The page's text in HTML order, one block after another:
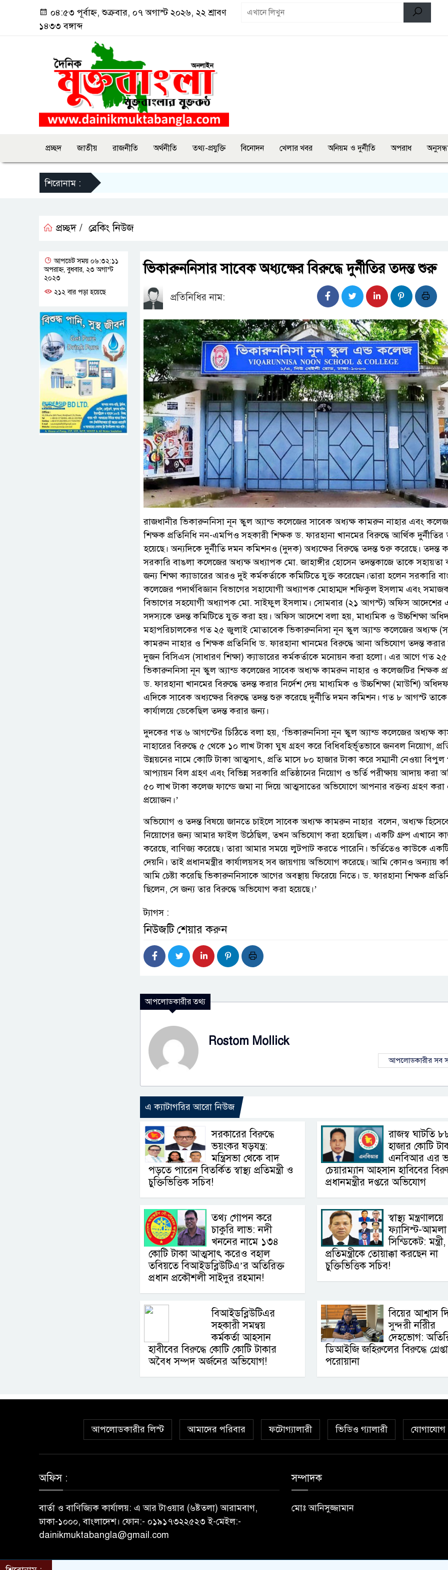
০৪:৫৩ পূর্বাহ্ন, শুক্রবার, ০৭ অগাস্ট ২০২৬, ২২ শ্রাবণ
১৪৩৩ বঙ্গাব্দ
প্রচ্ছদ জাতীয় রাজনীতি অর্থনীতি তথ্য-প্রযুক্তি বিনোদন খেলার খবর অনিয়ম ও দুর্নীতি অপরাধ
শিরোনাম :
প্রচ্ছদ / ব্রেকিং নিউজ
ভিকারুননিসার সাবেক অধ্যক্ষের বিরুদ্ধে দুর্নীতির তদন্ত শুরু
প্রতিনিধির নাম:
রাজধানীর ভিকারুননিসা নূন স্কুল অ্যান্ড কলেজের সাবেক অধ্যক্ষ কামরুন নাহার এবং
শিক্ষক প্রতিনিধি নন-এমপিও সহকারী শিক্ষক ড. ফারহানা খানমের বিরুদ্ধে আর্থিক
হয়েছে। অন্যদিকে দুর্নীতি দমন কমিশনও (দুদক) অধ্যক্ষের বিরুদ্ধে তদন্ত শুরু করেছে। তদন্ত
সরকারি বাঙলা কলেজের অধ্যক্ষ অধ্যাপক মো. জাহাঙ্গীর হোসেন তদন্তকাজে তাকে সহায়তা
জন্য শিক্ষা ক্যাডারের আরও দুই কর্মকর্তাকে কমিটিতে যুক্ত করেছেন।তারা হলেন সরকারি
কলেজের পদার্থবিজ্ঞান বিভাগের সহাযোগী অধ্যাপক মোহাম্মদ শফিকুল ইসলাম এবং
বিভাগের সহযোগী অধ্যাপক মো. সাইফুল ইসলাম। সোমবার (২১ আগস্ট) অফিস আদেশের
সদস্যকে তদন্ত কমিটিতে যুক্ত করা হয়। অফিস আদেশে বলা হয়, মাধ্যমিক ও উচ্চশিক্ষা
মহাপরিচালকের গত ২৫ জুলাই মোতাবেক ভিকারুননিসা নূন স্কুল অ্যান্ড কলেজের অধ্যক্ষ
কামরুন নাহার ও শিক্ষক প্রতিনিধি ড. ফারহানা খানমের বিরুদ্ধে আনা অভিযোগ তদন্ত
দুজন বিসিএস (সাধারণ শিক্ষা) ক্যাডারের কর্মকর্তাকে মনোয়ন করা হলো। এর আগে গত
ভিকারুননিসা নূন স্কুল অ্যান্ড কলেজের সাবেক অধ্যক্ষ কামরুন নাহার ও কলেজটির শিক্ষক
ড. ফারহানা খানমের বিরুদ্ধে তদন্ত করার নির্দেশ দেয় মাধ্যমিক ও উচ্চশিক্ষা (মাউশি)
এদিকে সাবেক অধ্যক্ষের বিরুদ্ধে তদন্ত শুরু করেছে দুর্নীতি দমন কমিশন। গত ৮ আগস্ট
কার্যালয়ে ডেকেছিল তদন্ত করার জন্য।
দুদকের গত ৬ আগস্টের চিঠিতে বলা হয়, ‘ভিকারুননিসা নূন স্কুল অ্যান্ড কলেজের অধ্যক্ষ
নাহারের বিরুদ্ধে ৫ থেকে ১০ লাখ টাকা ঘুষ গ্রহণ করে বিধিবহির্ভূতভাবে জনবল নিয়োগ,
উন্নয়নের নামে কোটি টাকা আত্মসাৎ, প্রতি মাসে ৮০ হাজার টাকা করে সম্মানী নেওয়া বিপুল
আপ্যায়ন বিল গ্রহণ এবং বিভিন্ন সরকারি প্রতিষ্ঠানের নিয়োগ ও ভর্তি পরীক্ষায় আদায় করা
৫০ লাখ টাকা কলেজ ফান্ডে জমা না দিয়ে আত্মসাতের অভিযোগে আপনার বক্তব্য গ্রহণ করা
প্রয়োজন।’
অভিযোগ ও তদন্ত বিষয়ে জানতে চাইলে সাবেক অধ্যক্ষ কামরুন নাহার বলেন, অধ্যক্ষ
নিয়োগের জন্য আমার ফাইল উঠেছিল, তখন অভিযোগ করা হয়েছিল। একটি গ্রুপ এখানে
করেছে, বাণিজ্য করেছে। তারা আমার সময়ে লুটপাট করতে পারেনি। ভর্তিতেও কাউকে
দেয়নি। তাই প্রধানমন্ত্রীর কার্যালয়সহ সব জায়গায় অভিযোগ করেছে। আমি কোনও অন্যায়
আমি চেষ্টা করেছি ভিকারুননিসাকে আগের অবস্থায় ফিরেয়ে নিতে। ড. ফারহানা শিক্ষক
ছিলেন, সে জন্য তার বিরুদ্ধে অভিযোগ করা হয়েছে।’
ট্যাগস :
নিউজটি শেয়ার করুন
আপলোডকারীর তথ্য
Rostom Mollick
আপলোডকারীর সব
এ ক্যাটাগরির আরো নিউজ
সরকারের বিরুদ্ধে
ভয়ংকর ষড়যন্ত্র:
মন্ত্রিসভা থেকে বাদ
পড়তে পারেন বিতর্কিত স্বাস্থ্য প্রতিমন্ত্রী ও
চুক্তিভিত্তিক সচিব!
রাজস্ব ঘাটতি
হাজার কোটি
এনবিআর এর
চেয়ারম্যান আহসান হাবিবের
প্রধানমন্ত্রীর দপ্তরে অভিযোগ
তথ্য গোপন করে
চাকুরি লাভ: নদী
খননের নামে ১৩৪
কোটি টাকা আত্মসাৎ করেও বহাল
তবিয়তে বিআইডব্লিউটিএ’র অতিরিক্ত
প্রধান প্রকৌশলী সাইদুর রহমান!
স্বাস্থ্য মন্ত্রণালয়ে
ফ্যাসিস্ট-আমলা
সিন্ডিকেট: মন্ত্রী,
প্রতিমন্ত্রীকে তোয়াক্কা করছেন না
চুক্তিভিত্তিক সচিব!
বিআইডব্লিউটিএর
সহকারী সমন্বয়
কর্মকর্তা আহসান
হাবীবের বিরুদ্ধে কোটি কোটি টাকার
অবৈধ সম্পদ অর্জনের অভিযোগ!
বিয়ের আশ্বাস
সুন্দরী নরিীর
দেহভোগ:
ডিআইজি জহিরুলের বিরুদ্ধে
পরোয়ানা
আপডেট সময় ০৬:৩২:১১
অপরাহ্ন, বুধবার, ২৩ অগাস্ট
২০২৩
২১২ বার পড়া হয়েছে
আপলোডকারীর লিস্ট আমাদের পরিবার ফটোগ্যালারী ভিডিও গ্যালারী যোগাযোগ
অফিস :
বার্তা ও বাণিজ্যিক কার্যালয়: এ আর টাওয়ার (৬ষ্টতলা) আরামবাগ,
ঢাকা-১০০০, বাংলাদেশ। ফোন:- ০১৯১৭৩২২৫২৩ ই-মেইল:-
dainikmuktabangla@gmail.com
সম্পাদক
মোঃ আনিসুজ্জামান